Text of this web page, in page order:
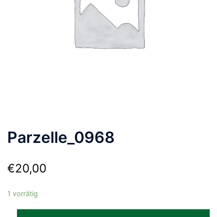
Parzelle_0968
€20,00
1 vorrätig